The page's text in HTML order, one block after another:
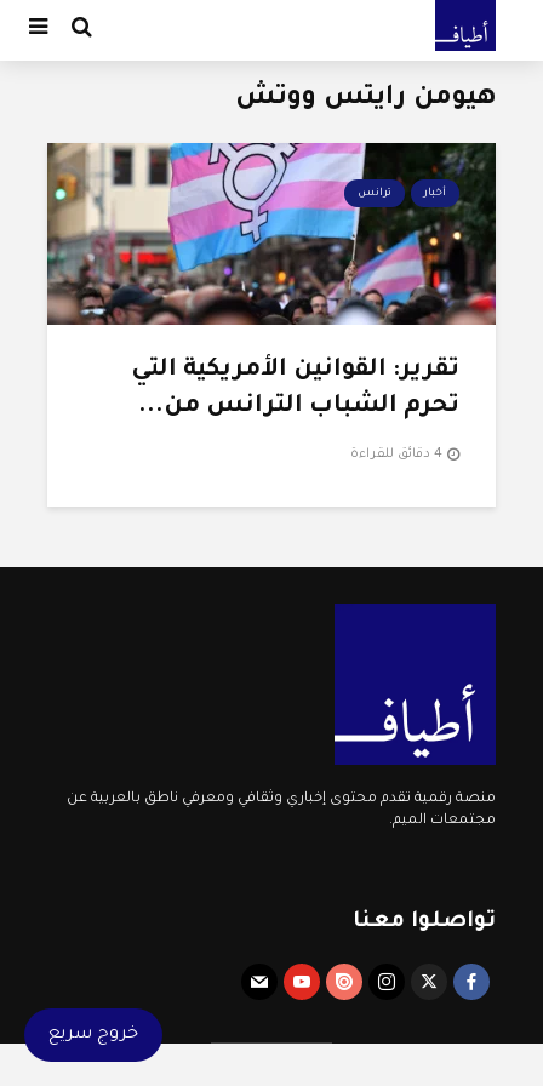
هيومن رايتس ووتش
أخبار ترانس
تقرير: القوانين الأمريكية التي
تحرم الشباب الترانس من...
4 دقائق للقراءة
منصة رقمية تقدم محتوى إخباري وثقافي ومعرفي ناطق بالعربية عن
مجتمعات الميم.
تواصلوا معنا
خروج سريع